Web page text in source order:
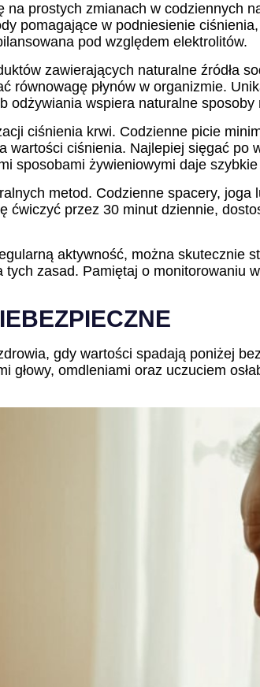
prostych zmianach w codziennych
pomagające w podniesienie
pod względem elektrolitów.
zawierających naturalne źródła
równowagę płynów w organizmie.
odżywiania wspiera naturalne
ciśnienia krwi. Codzienne picie
ciśnienia. Najlepiej sięgać po
sposobami żywieniowymi daje szybkie
metod. Codzienne spacery,
ćwiczyć przez 30 minut dziennie,
aktywność, można skutecznie
zasad. Pamiętaj o monitorowaniu
gdy wartości spadają poniżej
omdleniami oraz uczuciem